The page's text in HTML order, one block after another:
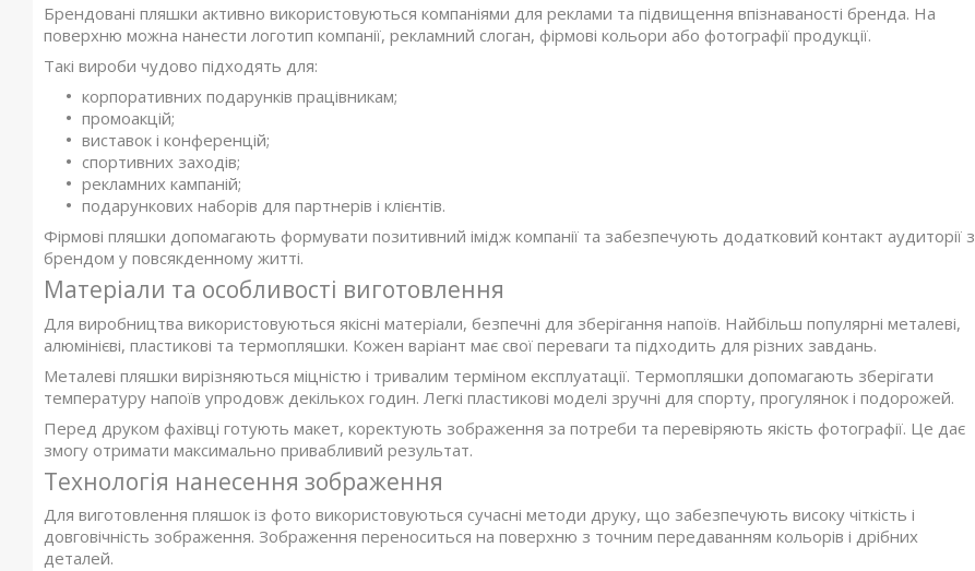
Брендовані пляшки активно використовуються компаніями для реклами та підвищення впізнаваності бренда. На
поверхню можна нанести логотип компанії, рекламний слоган, фірмові кольори або фотографії продукції.
Такі вироби чудово підходять для:
корпоративних подарунків працівникам;
промоакцій;
виставок і конференцій;
спортивних заходів;
рекламних кампаній;
подарункових наборів для партнерів і клієнтів.
Фірмові пляшки допомагають формувати позитивний імідж компанії та забезпечують додатковий контакт аудиторії з
брендом у повсякденному житті.
Матеріали та особливості виготовлення
Для виробництва використовуються якісні матеріали, безпечні для зберігання напоїв. Найбільш популярні металеві,
алюмінієві, пластикові та термопляшки. Кожен варіант має свої переваги та підходить для різних завдань.
Металеві пляшки вирізняються міцністю і тривалим терміном експлуатації. Термопляшки допомагають зберігати
температуру напоїв упродовж декількох годин. Легкі пластикові моделі зручні для спорту, прогулянок і подорожей.
Перед друком фахівці готують макет, коректують зображення за потреби та перевіряють якість фотографії. Це дає
змогу отримати максимально привабливий результат.
Технологія нанесення зображення
Для виготовлення пляшок із фото використовуються сучасні методи друку, що забезпечують високу чіткість і
довговічність зображення. Зображення переноситься на поверхню з точним передаванням кольорів і дрібних
деталей.